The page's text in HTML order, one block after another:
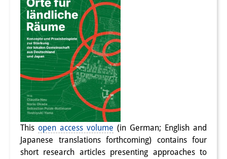
ーション
リサーチ・サポート
客員研究員
奨学生
研修生
研究活動
研究活動の概要
This open access volume (in German; English and
Japanese translations forthcoming) contains four
short research articles presenting approaches to